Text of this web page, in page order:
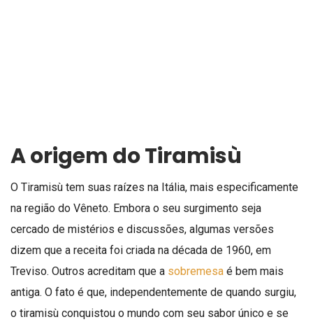
A origem do Tiramisù
O Tiramisù tem suas raízes na Itália, mais especificamente
na região do Vêneto. Embora o seu surgimento seja
cercado de mistérios e discussões, algumas versões
dizem que a receita foi criada na década de 1960, em
Treviso. Outros acreditam que a sobremesa é bem mais
antiga. O fato é que, independentemente de quando surgiu,
o tiramisù conquistou o mundo com seu sabor único e se